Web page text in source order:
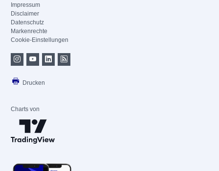
Impressum
Disclaimer
Datenschutz
Markenrechte
Cookie-Einstellungen
Drucken
Charts von